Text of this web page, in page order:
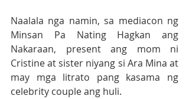
Naalala nga namin, sa mediacon ng
Minsan Pa Nating Hagkan ang
Nakaraan, present ang mom ni
Cristine at sister niyang si Ara Mina at
may mga litrato pang kasama ng
celebrity couple ang huli.